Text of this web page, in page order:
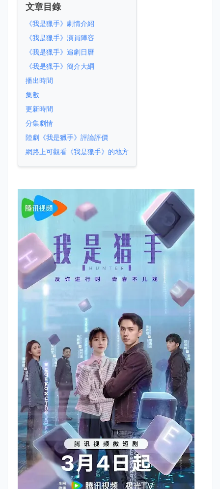
文章目錄
《我是獵手》劇情介紹
《我是獵手》演員陣容
《我是獵手》追劇日曆
《我是獵手》簡介大綱
播出時間
集數
更新時間
分集劇情
陸劇《我是獵手》評論評價
網路上可觀看《我是獵手》的地方